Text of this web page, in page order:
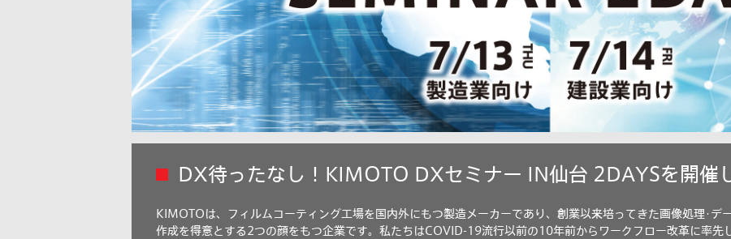
DX待ったなし！KIMOTO DXセミナー IN仙台 2DAYSを開催し
KIMOTOは、フィルムコーティング工場を国内外にもつ製造メーカーであり、創業以来培ってきた画像処理･デ
作成を得意とする2つの顔をもつ企業です。私たちはCOVID-19流行以前の10年前からワークフロー改革に率先